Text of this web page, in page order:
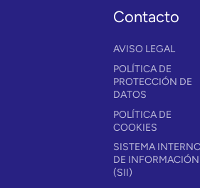
Contacto
AVISO LEGAL
POLÍTICA DE
PROTECCIÓN DE
DATOS
POLÍTICA DE
COOKIES
SISTEMA
DE INFORMACIÓN
(SII)